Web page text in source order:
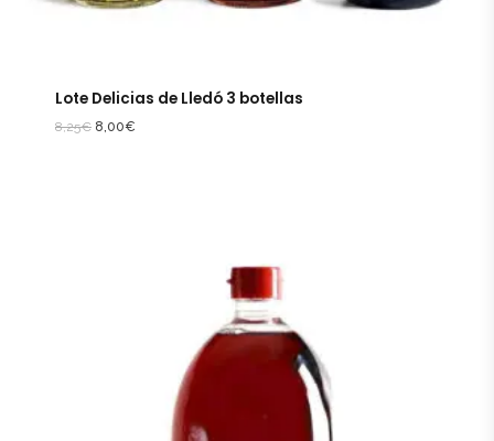
Lote Delicias de Lledó 3 botellas
8,25€ 8,00€